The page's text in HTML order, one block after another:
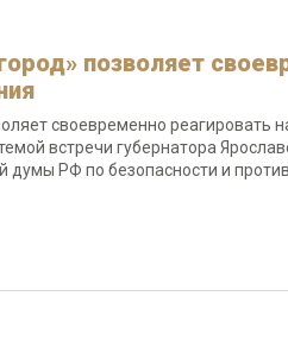
позволяет
своевременно
встречи губернатора
думы РФ по безопасности и